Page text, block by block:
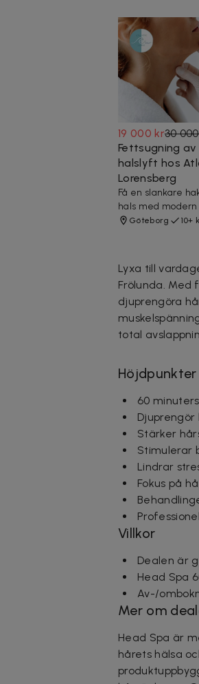
19 000 kr30
Fettsugning
halslyft hos
Lorensberg
Få en slankare
hals med
Göteborg 10+
Lyxa till
Frölunda.
djuprengöra
total
Höjdpunkter
60
Stärker
Stimulerar
Lindrar
Fokus på
Villkor
Dealen är
Head Spa
Av-/
Mer om
Head Spa är
hårets hälsa